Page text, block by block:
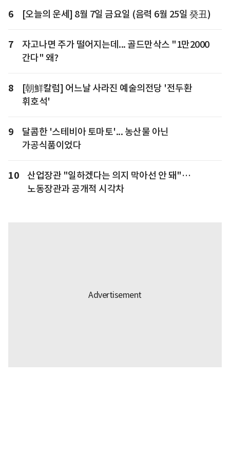
6 [오늘의 운세] 8월 7일 금요일 (음력 6월 25일 癸丑)
7
자고나면 주가 떨어지는데... 골드만삭스 "1만2000
간다" 왜?
8
[朝鮮칼럼] 어느날 사라진 예술의전당 '전두환
휘호석'
9
달콤한 '스테비아 토마토'... 농산물 아닌
가공식품이었다
10
산업장관 "일하겠다는 의지 막아선 안 돼"…
노동장관과 공개적 시각차